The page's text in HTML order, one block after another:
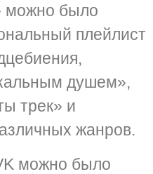
можно было
плейлист
душем»,
трек» и
жанров.
можно было